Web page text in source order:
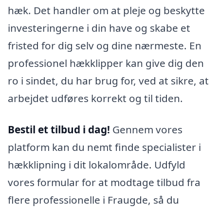
hæk. Det handler om at pleje og beskytte
investeringerne i din have og skabe et
fristed for dig selv og dine nærmeste. En
professionel hækklipper kan give dig den
ro i sindet, du har brug for, ved at sikre, at
arbejdet udføres korrekt og til tiden.
Bestil et tilbud i dag! Gennem vores
platform kan du nemt finde specialister i
hækklipning i dit lokalområde. Udfyld
vores formular for at modtage tilbud fra
flere professionelle i Fraugde, så du